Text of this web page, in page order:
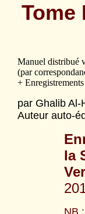
Tome
Manuel distribué
(par
+
par Ghalib Al-
Auteur auto-
la
NB